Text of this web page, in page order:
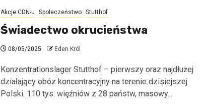
Akcje CDN-u Społeczeństwo Stutthof
Świadectwo okrucieństwa
08/05/2025 Eden Król
Konzentrationslager Stutthof – pierwszy oraz najdłużej
działający obóz koncentracyjny na terenie dzisiejszej
Polski. 110 tys. więźniów z 28 państw, masowy...